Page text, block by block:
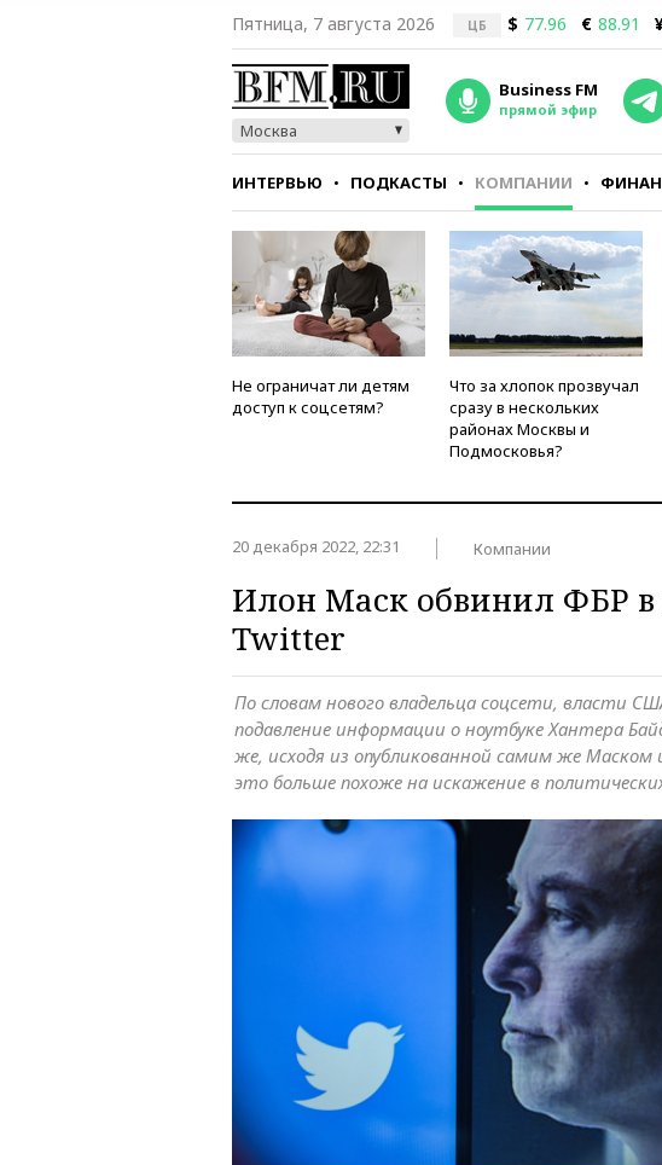
Пятница, 7 августа 2026 ЦБ $ 77.96 € 88.91 ¥
Москва
Business FM
прямой эфир
ИНТЕРВЬЮ ПОДКАСТЫ КОМПАНИИ
СТИЛЬ ТЕСТЫ
Не ограничат ли детям
доступ к соцсетям?
Что за хлопок прозвучал
сразу в нескольких
районах Москвы и
Подмосковья?
20 декабря 2022, 22:31 Компании
Илон Маск обвинил ФБР в
Twitter
По словам нового владельца соцсети, власти
подавление информации о ноутбуке Хантера
же, исходя из опубликованной самим же Маском
это больше похоже на искажение в